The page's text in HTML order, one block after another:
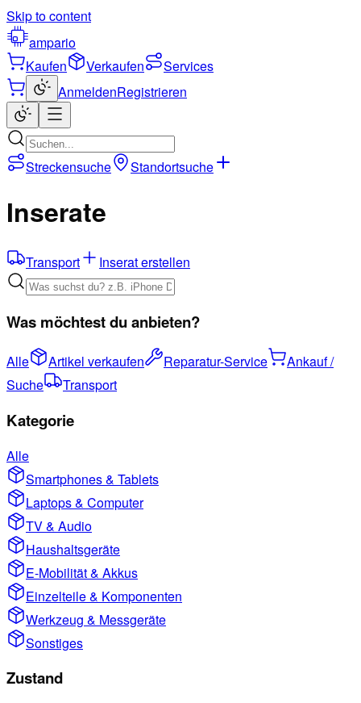
Skip to content
ampario
Kaufen
Verkaufen
Services
AnmeldenRegistrieren
Streckensuche Standortsuche
Inserate
Transport Inserat erstellen
Was möchtest du anbieten?
Alle Artikel verkaufen Reparatur-Service
Ankauf /
Suche
Transport
Kategorie
Alle
Smartphones & Tablets
Laptops & Computer
TV & Audio
Haushaltsgeräte
E-Mobilität & Akkus
Einzelteile & Komponenten
Werkzeug & Messgeräte
Sonstiges
Zustand